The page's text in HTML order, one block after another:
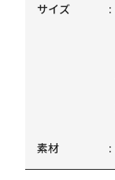
サイズ
素材